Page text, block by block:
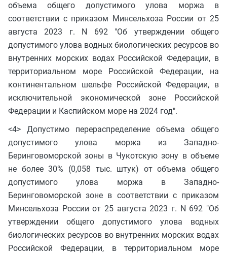
объема общего допустимого улова моржа в
соответствии с приказом Минсельхоза России от 25
августа 2023 г. N 692 "Об утверждении общего
допустимого улова водных биологических ресурсов во
внутренних морских водах Российской Федерации, в
территориальном море Российской Федерации, на
континентальном шельфе Российской Федерации, в
исключительной экономической зоне Российской
Федерации и Каспийском море на 2024 год".
<4> Допустимо перераспределение объема общего
допустимого улова моржа из Западно-
Беринговоморской зоны в Чукотскую зону в объеме
не более 30% (0,058 тыс. штук) от объема общего
допустимого улова моржа в Западно-
Беринговоморской зоне в соответствии с приказом
Минсельхоза России от 25 августа 2023 г. N 692 "Об
утверждении общего допустимого улова водных
биологических ресурсов во внутренних морских водах
Российской Федерации, в территориальном море